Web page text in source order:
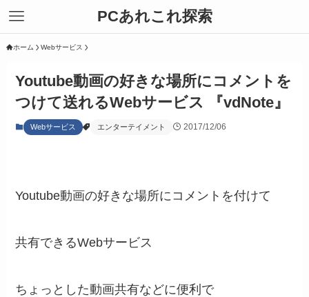
PCあれこれ探索
ホーム Webサービス
Youtube動画の好きな場所にコメントを
つけて送れるWebサービス 『vdNote』
Webサービス エンターテイメント 2017/12/06
Youtube動画の好きな場所にコメントを付けて
共有できるWebサービス
ちょっとした動画共有などに便利で